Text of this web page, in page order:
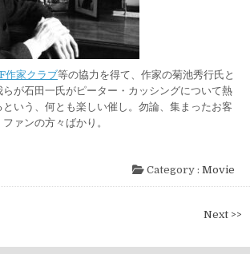
作家クラブ等の協力を得て、作家の菊池秀行氏と
が石田一氏がピーター・カッシングについて熱
という、何とも楽しい催し。勿論、集まったお客
ァンの方々ばかり。
Category : Movie
Next >>